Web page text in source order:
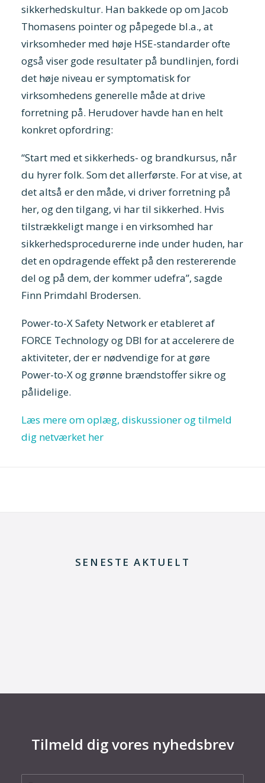
sikkerhedskultur. Han bakkede op om Jacob
Thomasens pointer og påpegede bl.a., at
virksomheder med høje HSE-standarder ofte
også viser gode resultater på bundlinjen, fordi
det høje niveau er symptomatisk for
virksomhedens generelle måde at drive
forretning på. Herudover havde han en helt
konkret opfordring:
“Start med et sikkerheds- og brandkursus, når
du hyrer folk. Som det allerførste. For at vise, at
det altså er den måde, vi driver forretning på
her, og den tilgang, vi har til sikkerhed. Hvis
tilstrækkeligt mange i en virksomhed har
sikkerhedsprocedurerne inde under huden, har
det en opdragende effekt på den restererende
del og på dem, der kommer udefra”, sagde
Finn Primdahl Brodersen.
Power-to-X Safety Network er etableret af
FORCE Technology og DBI for at accelerere de
aktiviteter, der er nødvendige for at gøre
Power-to-X og grønne brændstoffer sikre og
pålidelige.
Læs mere om oplæg, diskussioner og tilmeld
dig netværket her
SENESTE AKTUELT
Tilmeld dig vores nyhedsbrev